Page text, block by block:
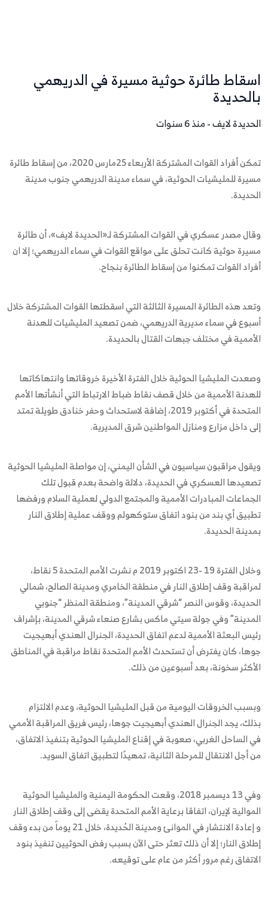
اسقاط طائرة حوثية مسيرة في الدريهمي
بالحديدة
الحديدة لايف - منذ 6 سنوات
تمكن أفراد القوات المشتركة الأربعاء 25مارس 2020، من إسقاط طائرة
مسيرة للمليشيات الحوثية، في سماء مدينة الدريهمي جنوب مدينة
الحديدة.
وقال مصدر عسكري في القوات المشتركة لـ«الحديدة لايف»، أن طائرة
مسيرة حوثية كانت تحلق على مواقع القوات في سماء الدريهمي؛ إلا ان
أفراد القوات تمكنوا من إسقاط الطائرة بنجاح.
وتعد هذه الطائرة المسيرة الثالثة التي اسقطتها القوات المشتركة خلال
أسبوع في سماء مديرية الدريهمي، ضمن تصعيد المليشيات للهدنة
الأممية في مختلف جبهات القتال بالحديدة.
وصعدت المليشيا الحوثية خلال الفترة الأخيرة خروقاتها وانتهاكاتها
للهدنة الأممية من خلال قصف نقاط ضباط الارتباط التي أنشأتها الأمم
المتحدة في أكتوبر 2019، إضافة لاستحداث وحفر خنادق طويلة تمتد
إلى داخل مزارع ومنازل المواطنين شرق المديرية.
ويقول مراقبون سياسيون في الشأن اليمني، إن مواصلة المليشيا الحوثية
تصعيدها العسكري في الحديدة، دلالة واضحة بعدم قبول تلك
الجماعات المبادرات الأممية والمجتمع الدولي لعملية السلام ورفضها
تطبيق أي بند من بنود اتفاق ستوكهولم ووقف عملية إطلاق النار
بمدينة الحديدة.
وخلال الفترة 19 -23 اكتوبر 2019 م نشرت الأمم المتحدة 5 نقاط،
لمراقبة وقف إطلاق النار في منطقة الخامري ومدينة الصالح، شمالي
الحديدة، وقوس النصر “شرقي المدينة”، ‎ومنطقة المنظر “جنوبي
المدينة” وفي جولة سيتي ماكس بشارع صنعاء شرقي المدينة، بإشراف
رئيس البعثة الأممية لدعم اتفاق الحديدة، الجنرال الهندي أبهيجيت
جوها، كان يفترض أن تستحدث الأمم المتحدة نقاط مراقبة في المناطق
الأكثر سخونة، بعد أسبوعين من ذلك.
وبسبب الخروقات اليومية من قبل المليشيا الحوثية، وعدم الالتزام
بذلك، يجد الجنرال الهندي أبهيجيت جوها، رئيس فريق المراقبة الأممي
في الساحل الغربي، صعوبة في إقناع المليشيا الحوثية بتنفيذ الاتفاق،
من أجل الانتقال للمرحلة الثانية، تمهيدًا لتطبيق اتفاق السويد.
وفي 13 ديسمبر 2018، وقعت الحكومة اليمنية والمليشيا الحوثية
الموالية لإيران، اتفاقا برعاية الأمم المتحدة يقضى إلى وقف إطلاق النار
و إعادة الانتشار في الموانئ ومدينة الحُديدة، خلال 21 يوماً من بدء وقف
إطلاق النار؛ إلا أن ذلك تعثر حتى الآن بسبب رفض الحوثيين تنفيذ بنود
الاتفاق رغم مرور أكثر من عام على توقيعه.